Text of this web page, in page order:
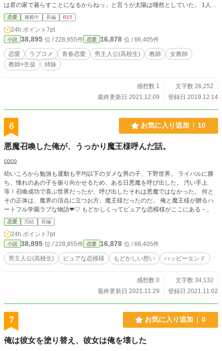
は君の家で暮らすことになるからねっ」と言うが太陽は唖然としていた。 1人暮
らしは回避することができたが女慣れしていない太陽は無事に暮らすことはでき
るのか？
恋愛 連載中 長編 R15
24h.ポイント 7pt
小説 38,895 位 / 228,955件 恋愛 16,878 位 / 66,405件
恋愛 ラブコメ 青春恋愛 男主人公(高校生) 教師
女教師
教師×生徒
姉妹
感想数 1
文字数 26,252
最終更新日 2021.12.09
登録日 2019.12.14
6 お気に入り追加 10
悪魔召喚した俺が、うっかり魔王様呼んだ話。
coco
幼いころから勉強も運動も平均以下のダメな男の子、下野世界。 ライバルに勝
ち、憧れのあの子を振り向かせるため、ある日悪魔を呼び出した。 汚い手上
等！召喚成功で喜ぶ世界だったが、呼び出したそれは悪魔ではなかった。 何と
その正体は、魔界の頂点に立つお方、魔王様だったのだ。 俺と魔王様が贈るハ
ートフル学園ラブな物語❤♡ もどかしくってピュアな恋模様がここにある－。
恋愛 完結 長編
24h.ポイント 7pt
小説 38,895 位 / 228,955件 恋愛 16,878 位 / 66,405件
男主人公(高校生) ピュアな恋模様 もどかしい想い ハッピーエンド
感想数 0
文字数 34,132
最終更新日 2021.11.29
登録日 2021.11.02
7 お気に入り追加 0
俺は彼女を塗り替え、彼女は俺を壊した